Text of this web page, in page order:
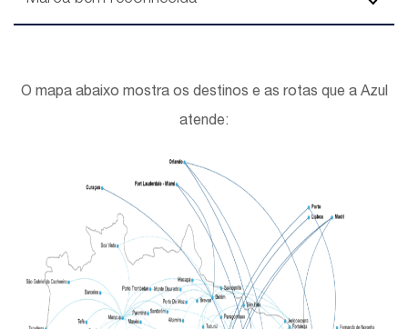
O mapa abaixo mostra os destinos e as rotas que a Azul
atende: